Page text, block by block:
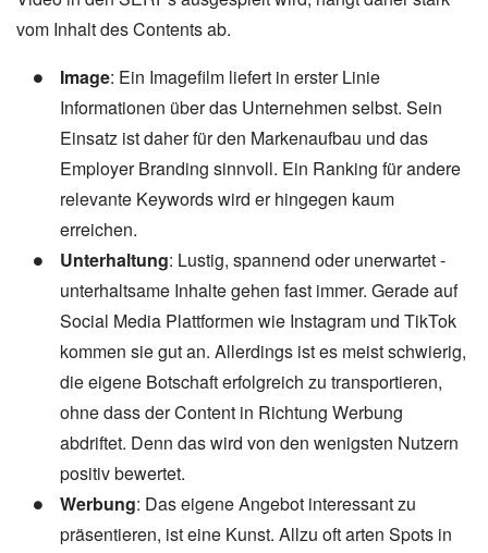
vom Inhalt des Contents ab.
Image: Ein Imagefilm liefert in erster Linie
Informationen über das Unternehmen selbst. Sein
Einsatz ist daher für den Markenaufbau und das
Employer Branding sinnvoll. Ein Ranking für andere
relevante Keywords wird er hingegen kaum
erreichen.
Unterhaltung: Lustig, spannend oder unerwartet -
unterhaltsame Inhalte gehen fast immer. Gerade auf
Social Media Plattformen wie Instagram und TikTok
kommen sie gut an. Allerdings ist es meist schwierig,
die eigene Botschaft erfolgreich zu transportieren,
ohne dass der Content in Richtung Werbung
abdriftet. Denn das wird von den wenigsten Nutzern
positiv bewertet.
Werbung: Das eigene Angebot interessant zu
präsentieren, ist eine Kunst. Allzu oft arten Spots in